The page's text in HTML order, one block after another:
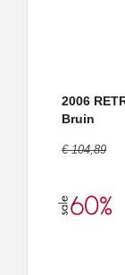
2006
Bruin
€ 104,89